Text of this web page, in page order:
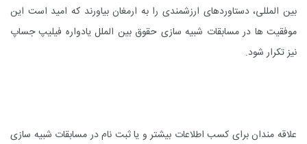
بین المللی، دستاوردهای ارزشمندی را به ارمغان بیاورند که امید است این
موفقیت ها درمسابقات شبیه سازی حقوق بین الملل یادواره فیلیپ جساپ
نیز تکرار شود.
علاقه مندان برای کسب اطلاعات بیشتر و یا ثبت نام در مسابقات شبیه سازی